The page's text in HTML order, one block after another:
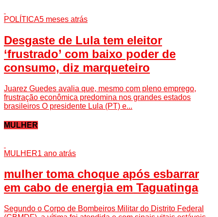
POLÍTICA5 meses atrás
Desgaste de Lula tem eleitor
‘frustrado’ com baixo poder de
consumo, diz marqueteiro
Juarez Guedes avalia que, mesmo com pleno emprego,
frustração econômica predomina nos grandes estados
brasileiros O presidente Lula (PT) e...
MULHER
MULHER1 ano atrás
mulher toma choque após esbarrar
em cabo de energia em Taguatinga
Segundo o Corpo de Bombeiros Militar do Distrito Federal